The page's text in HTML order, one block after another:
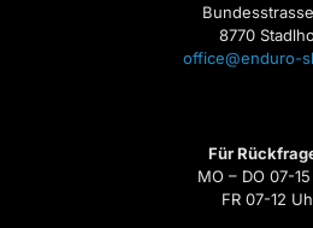
8770
office@enduro-
Für
MO – DO 07-
FR 07-12